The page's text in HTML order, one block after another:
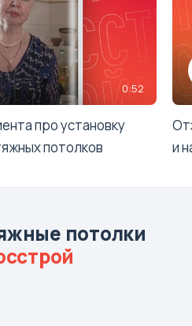
0:52
про установку
потолков
и
потолки